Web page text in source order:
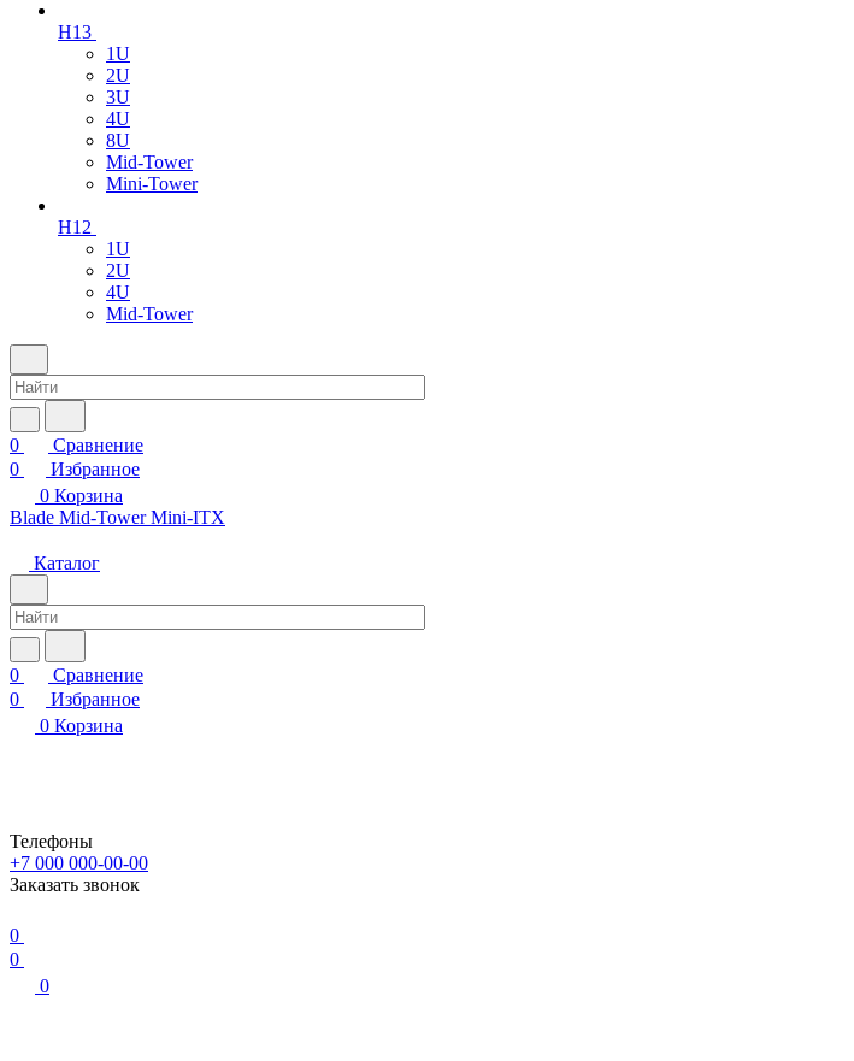
H13
1U
2U
3U
4U
8U
Mid-Tower
Mini-Tower
H12
1U
2U
4U
Mid-Tower
0
Сравнение
0
Избранное
0 Корзина
Blade Mid-Tower Mini-ITX
Каталог
0
Сравнение
0
Избранное
0 Корзина
Телефоны
+7 000 000-00-00
Заказать звонок
0
0
0